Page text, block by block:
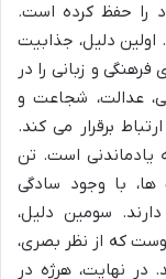
را حفظ کرده است.
اولین دلیل، جذابیت
و زبانی را در
عدالت، شجاعت و
برقرار می کند.
است. تن
با وجود سادگی
سومین دلیل،
که از نظر بصری،
در نهایت، هرژه در